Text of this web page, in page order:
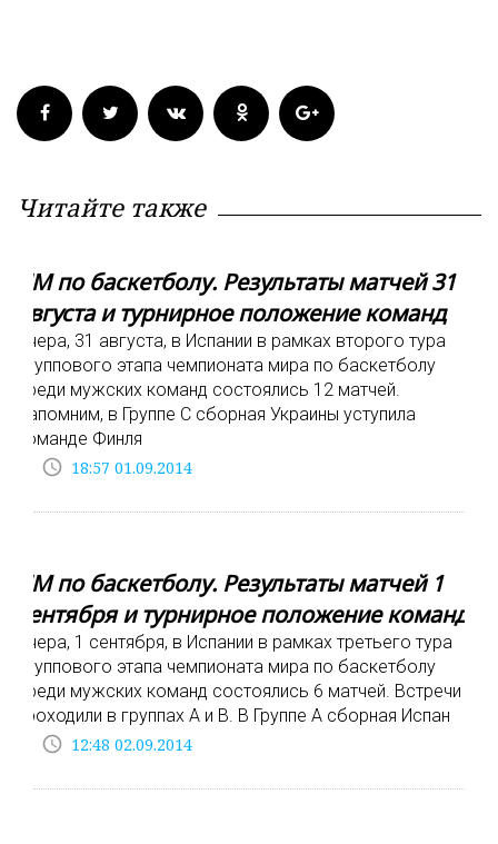
Читайте также
ЧМ по баскетболу. Результаты матчей 31
августа и турнирное положение команд
Вчера, 31 августа, в Испании в рамках второго тура
группового этапа чемпионата мира по баскетболу
среди мужских команд состоялись 12 матчей.
Напомним, в Группе С сборная Украины уступила
команде Финля
access_time 18:57 01.09.2014
ЧМ по баскетболу. Результаты матчей 1
сентября и турнирное положение команд
Вчера, 1 сентября, в Испании в рамках третьего тура
группового этапа чемпионата мира по баскетболу
среди мужских команд состоялись 6 матчей. Встречи
проходили в группах А и В. В Группе А сборная Испан
access_time 12:48 02.09.2014